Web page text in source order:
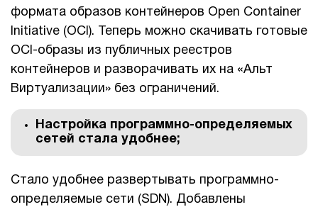
формата образов контейнеров Open Container
Initiative (OCI). Теперь можно скачивать готовые
OCI-образы из публичных реестров
контейнеров и разворачивать их на «Альт
Виртуализации» без ограничений.
Настройка программно-определяемых
сетей стала удобнее;
Стало удобнее развертывать программно-
определяемые сети (SDN). Добавлены